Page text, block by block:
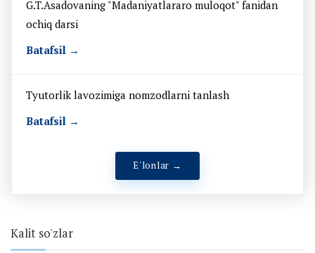
G.T.Asadovaning "Madaniyatlararo muloqot" fanidan
ochiq darsi
Batafsil →
Tyutorlik lavozimiga nomzodlarni tanlash
Batafsil →
E'lonlar →
Kalit so'zlar